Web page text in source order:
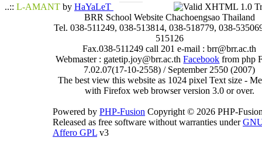
..:: L-AMANT by HaYaLeT
BRR School Website Chachoengsao Thailand
Tel. 038-511249, 038-513814, 038-518779, 038-
515126
Fax.038-511249 call 201 e-mail : brr@brr.ac.th
Webmaster : gatetip.joy@brr.ac.thFacebook from php
7.02.07(17-10-2558) / September 2550 (2007)
The best view this website as 1024 pixel Text size -
with Firefox web browser version 3.0 or over.
Powered by PHP-Fusion Copyright © 2026 PHP-
Released as free software without warranties under
Affero GPL v3